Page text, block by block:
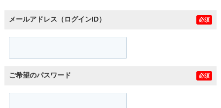
メールアドレス（ログインID） 必須
ご希望のパスワード 必須